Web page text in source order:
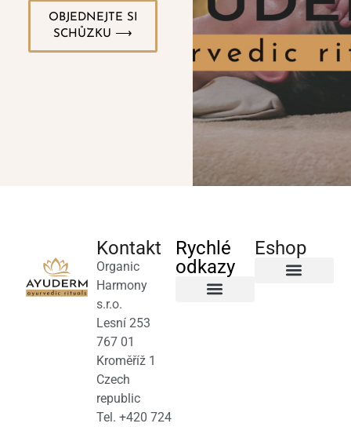
OBJEDNEJTE SI
SCHŮZKU ⟶
Kontakt
Organic
Harmony
s.r.o.
Lesní 253
767 01
Kroměříž 1
Czech
republic
Tel. +420 724
Rychlé
odkazy
Eshop